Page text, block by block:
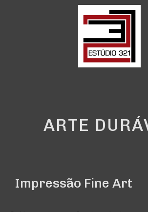
ARTE
Impressão Fine Art